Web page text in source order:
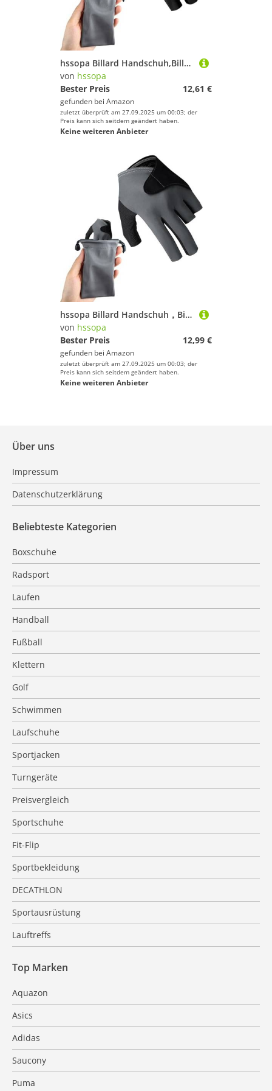
hssopa Billard Handschuh,Billards handschuh für Herren,atmungsaktive Billards-Handschuhe,Linke Hand Billardhandschuhe für Frauen Dunkel.
von hssopa
Bester Preis
12,61 €
gefunden bei Amazon
zuletzt überprüft am 27.09.2025 um 00:03; der
Preis kann sich seitdem geändert haben.
Keine weiteren Anbieter
hssopa Billard Handschuh，Billards handschuh für Herren，atmungsaktive Billards-Handschuhe,Linke Hand Billardhandschuhe für Frauen (Tiefe Asche)
von hssopa
Bester Preis
12,99 €
gefunden bei Amazon
zuletzt überprüft am 27.09.2025 um 00:03; der
Preis kann sich seitdem geändert haben.
Keine weiteren Anbieter
Über uns
Impressum
Datenschutzerklärung
Beliebteste Kategorien
Boxschuhe
Radsport
Laufen
Handball
Fußball
Klettern
Golf
Schwimmen
Laufschuhe
Sportjacken
Turngeräte
Preisvergleich
Sportschuhe
Fit-Flip
Sportbekleidung
DECATHLON
Sportausrüstung
Lauftreffs
Top Marken
Aquazon
Asics
Adidas
Saucony
Puma